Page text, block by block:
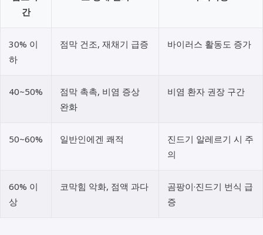
간
30% 이
하
점막 건조, 재채기 급증 바이러스 활동도 증가
40~50%
점막 촉촉, 비염 증상
완화
비염 환자 권장 구간
50~60% 일반인에겐 쾌적
진드기 알레르기 시 주
의
60% 이
상
코막힘 악화, 점액 과다
곰팡이·진드기 번식 급
증